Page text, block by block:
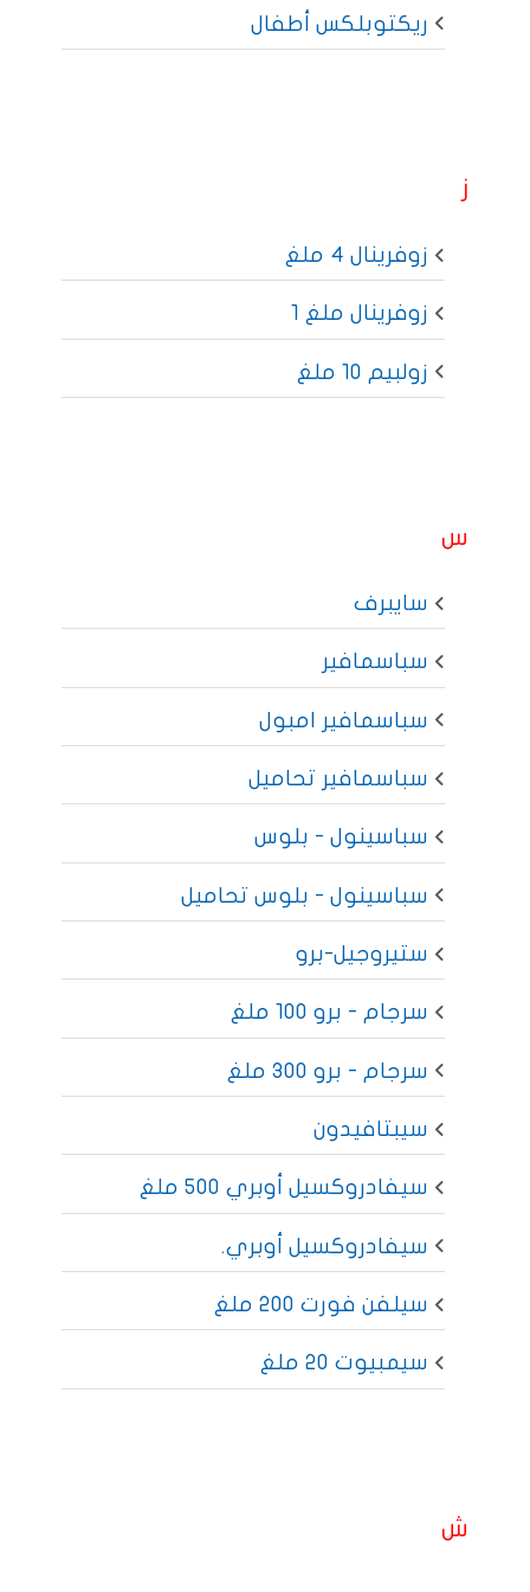
ريكتوبلكس أطفال
ز
زوفرينال 4 ملغ
زوفرينال ملغ 1
زولبيم 10 ملغ
س
سايبرف
سباسمافير
سباسمافير امبول
سباسمافير تحاميل
سباسينول - بلوس
سباسينول - بلوس تحاميل
ستيروجيل-برو
سرجام - برو 100 ملغ
سرجام - برو 300 ملغ
سيبتافيدون
سيفادروكسيل أوبري 500 ملغ
سيفادروكسيل أوبري.
سيلفن فورت 200 ملغ
سيمبيوت 20 ملغ
ش